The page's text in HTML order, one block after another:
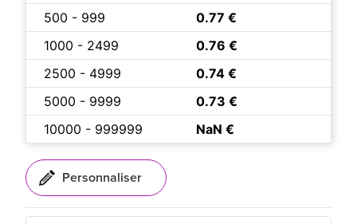
500 - 999
0.77 €
1000 - 2499
0.76 €
2500 - 4999
0.74 €
5000 - 9999
0.73 €
10000 - 999999
NaN €